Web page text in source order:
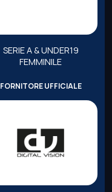
SERIE A & UNDER19
FEMMINILE
FORNITORE UFFICIALE